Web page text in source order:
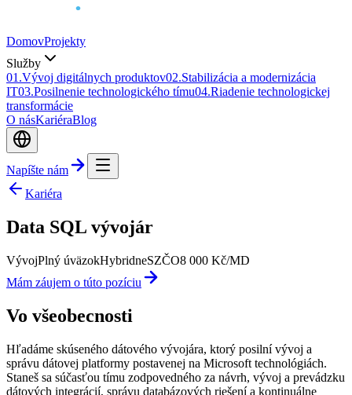
DomovProjekty
Služby
01 .Vývoj digitálnych produktov02.Stabilizácia a modernizácia
IT03.Posilnenie technologického tímu04.Riadenie technologickej
transformácie
O násKariéraBlog
Napíšte nám
Kariéra
Data SQL vývojár
VývojPlný úväzokHybridneSZČO8 000 Kč/MD
Mám záujem o túto pozíciu
Vo všeobecnosti
Hľadáme skúseného dátového vývojára, ktorý posilní vývoj a
správu dátovej platformy postavenej na Microsoft technológiách.
Staneš sa súčasťou tímu zodpovedného za návrh, vývoj a prevádzku
dátových integrácií, správu databázových riešení a kontinuálne